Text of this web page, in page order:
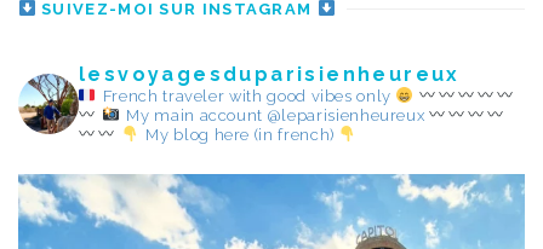
SUIVEZ-MOI SUR INSTAGRAM
lesvoyagesduparisienheureux
French traveler with good vibes only
My main account @leparisienheureux
My blog here (in french)